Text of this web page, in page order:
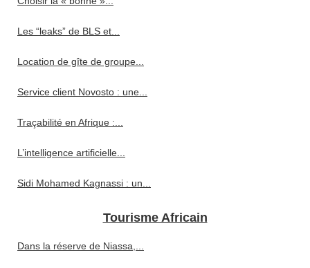
Les “leaks” de BLS et...
Location de gîte de groupe...
Service client Novosto : une...
Traçabilité en Afrique :...
L’intelligence artificielle...
Sidi Mohamed Kagnassi : un...
Tourisme Africain
Dans la réserve de Niassa,...